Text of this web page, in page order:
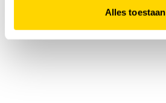
Alles toestaan